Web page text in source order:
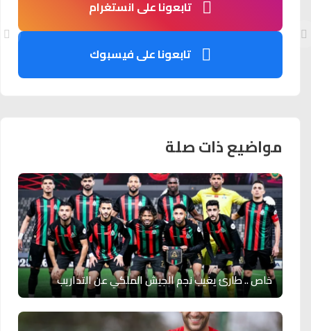
تابعونا على انستغرام
تابعونا على فيسبوك
مواضيع ذات صلة
خاص .. طارئ يغيب نجم الجيش الملكي عن التداريب